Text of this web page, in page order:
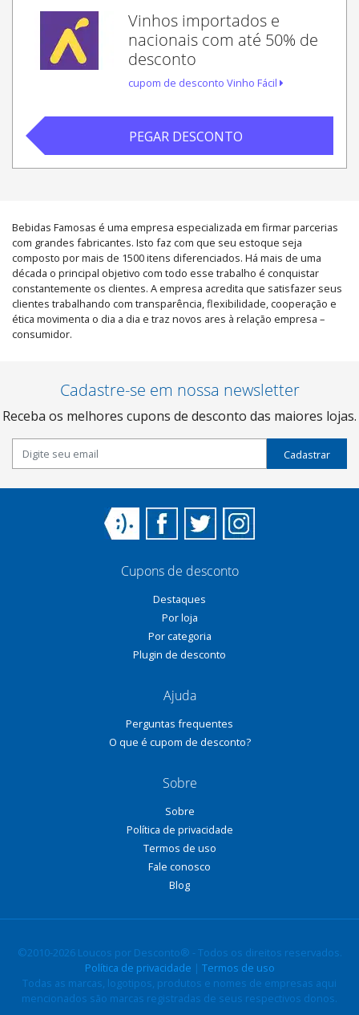
Vinhos importados e
nacionais com até 50% de
desconto
cupom de desconto Vinho Fácil
PEGAR DESCONTO
Bebidas Famosas é uma empresa especializada em firmar parcerias
com grandes fabricantes. Isto faz com que seu estoque seja
composto por mais de 1500 itens diferenciados. Há mais de uma
década o principal objetivo com todo esse trabalho é conquistar
constantemente os clientes. A empresa acredita que satisfazer seus
clientes trabalhando com transparência, flexibilidade, cooperação e
ética movimenta o dia a dia e traz novos ares à relação empresa –
consumidor.
Cadastre-se em nossa newsletter
Receba os melhores cupons de desconto das maiores lojas.
Cadastrar
Cupons de desconto
Destaques
Por loja
Por categoria
Plugin de desconto
Ajuda
Perguntas frequentes
O que é cupom de desconto?
Sobre
Sobre
Política de privacidade
Termos de uso
Fale conosco
Blog
©2010-2026 Loucos por Desconto® - Todos os direitos reservados.
Política de privacidade | Termos de uso
Todas as marcas, logotipos, produtos e nomes de empresas aqui
mencionados são marcas registradas de seus respectivos donos.